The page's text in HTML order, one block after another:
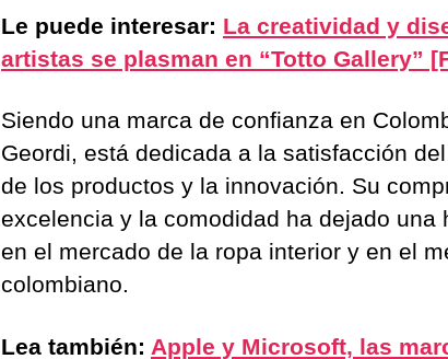
Le puede interesar: La creatividad y
artistas se plasman en “Totto Gallery”
Siendo una marca de confianza en
Geordi, está dedicada a la satisfacción
de los productos y la innovación. Su
excelencia y la comodidad ha dejado una
en el mercado de la ropa interior y en el
colombiano.
Lea también: Apple y Microsoft, las